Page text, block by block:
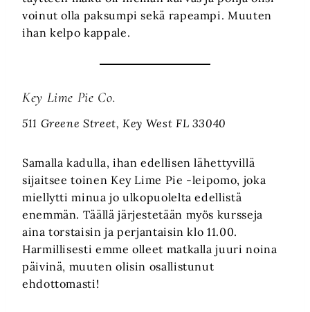
voinut olla paksumpi sekä rapeampi. Muuten
ihan kelpo kappale.
Key Lime Pie Co.
511 Greene Street, Key West FL 33040
Samalla kadulla, ihan edellisen lähettyvillä
sijaitsee toinen Key Lime Pie -leipomo, joka
miellytti minua jo ulkopuolelta edellistä
enemmän. Täällä järjestetään myös kursseja
aina torstaisin ja perjantaisin klo 11.00.
Harmillisesti emme olleet matkalla juuri noina
päivinä, muuten olisin osallistunut
ehdottomasti!